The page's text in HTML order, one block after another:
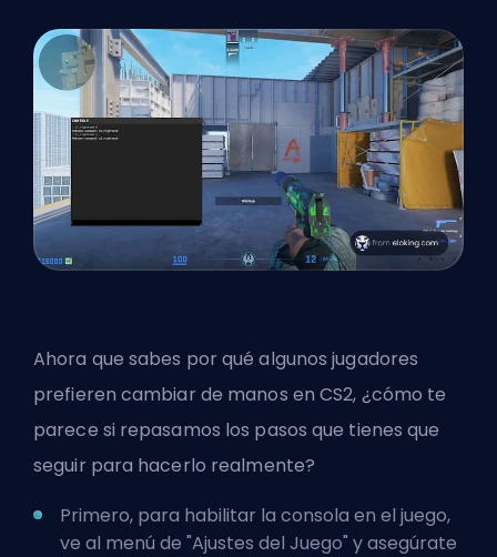
Ahora que sabes por qué algunos jugadores
prefieren cambiar de manos en CS2, ¿cómo te
parece si repasamos los pasos que tienes que
seguir para hacerlo realmente?
Primero, para habilitar la consola en el juego,
ve al menú de "Ajustes del Juego" y asegúrate